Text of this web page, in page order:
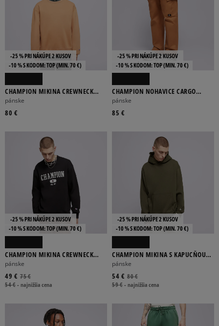
-10 % S KÓDOM: TOP (MIN. 70 €)
-25 % PRI NÁKÚPE 2 KUSOV
CHAMPION MIKINA CREWNECK
SWEATSHIRT
pánske
80 €
-10 % S KÓDOM: TOP (MIN. 70 €)
-25 % PRI NÁKÚPE 2 KUSOV
CHAMPION NOHAVICE CARGO
PANTS
pánske
85 €
-10 % S KÓDOM: TOP (MIN. 70 €)
-25 % PRI NÁKÚPE 2 KUSOV
CHAMPION MIKINA CREWNECK
SWEATSHIRT
pánske
75 €
49 €
54 €-najnižšia cena
-10 % S KÓDOM: TOP (MIN. 70 €)
-25 % PRI NÁKÚPE 2 KUSOV
CHAMPION MIKINA S KAPUCŇOU
HOODED SWEATSHIRT
pánske
80 €
54 €
59 €-najnižšia cena